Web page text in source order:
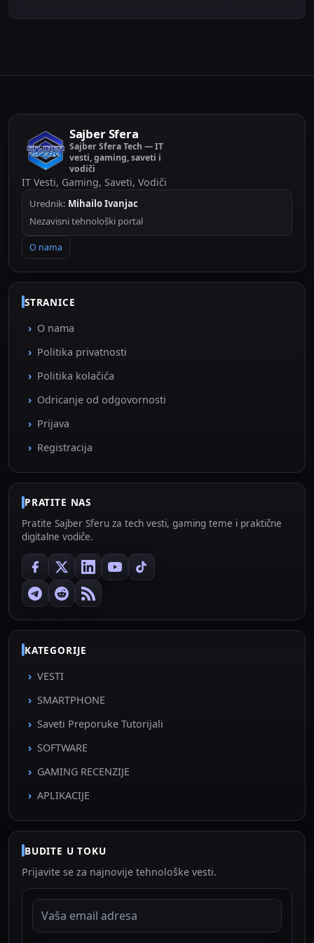
Sajber Sfera
Sajber Sfera Tech — IT
vesti, gaming, saveti i
vodiči
IT Vesti, Gaming, Saveti, Vodiči
Urednik: Mihailo Ivanjac
Nezavisni tehnološki portal
O nama
STRANICE
O nama
Politika privatnosti
Politika kolačića
Odricanje od odgovornosti
Prijava
Registracija
PRATITE NAS
Pratite Sajber Sferu za tech vesti, gaming teme i praktične
digitalne vodiče.
KATEGORIJE
VESTI
SMARTPHONE
Saveti Preporuke Tutorijali
SOFTWARE
GAMING RECENZIJE
APLIKACIJE
BUDITE U TOKU
Prijavite se za najnovije tehnološke vesti.
EMAIL ADRESA